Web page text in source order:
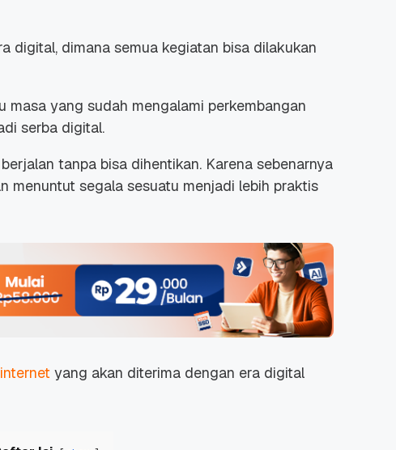
digital, dimana semua kegiatan bisa dilakukan
masa yang sudah mengalami perkembangan
serba digital.
tanpa bisa dihentikan. Karena sebenarnya
menuntut segala sesuatu menjadi lebih praktis
yang akan diterima dengan era digital